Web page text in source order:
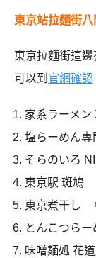
東京站拉麵街
東京拉麵街這
可以到 官網確認
家系ラーメン
塩らーめん
そらのいろ
東京駅 斑鳩
東京煮干し
とんこつら
味噌麺処 花